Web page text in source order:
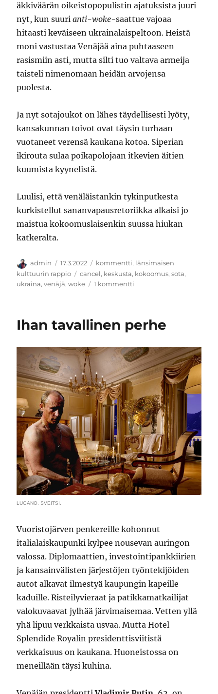
äkkiväärän oikeistopopulistin ajatuksista juuri
nyt, kun suurianti-woke-saattue vajoaa
hitaasti keväiseen ukrainalaispeltoon. Heistä
moni vastustaa Venäjää aina puhtaaseen
rasismiin asti, mutta silti tuo valtava armeija
taisteli nimenomaan heidän arvojensa
puolesta.
Ja nyt sotajoukot on lähes täydellisesti lyöty,
kansakunnan toivot ovat täysin turhaan
vuotaneet verensä kaukana kotoa. Siperian
ikirouta sulaa poikapolojaan itkevien äitien
kuumista kyynelistä.
Luulisi, että venäläistankin tykinputkesta
kurkistellut sananvapausretoriikka alkaisi jo
maistua kokoomuslaisenkin suussa hiukan
katkeralta.
Kirjoittaja
admin Julkaistu
17.3.2022 Kategoriat
kommentti, länsimaisen
kulttuurin rappio
Avainsanat
cancel, keskusta, kokoomus,sota,
ukraina,venäjä,woke 1 kommentti
Ihan tavallinen perhe
LUGANO, SVEITSI.
Vuoristojärven penkereille kohonnut
italialaiskaupunki kylpee nousevan auringon
valossa. Diplomaattien, investointipankkiirien
ja kansainvälisten järjestöjen työntekijöiden
autot alkavat ilmestyä kaupungin kapeille
kaduille. Risteilyvieraat ja patikkamatkailijat
valokuvaavat jylhää järvimaisemaa. Vetten yllä
yhä lipuu verkkaista usvaa. Mutta Hotel
Splendide Royalin presidenttisviitistä
verkkaisuus on kaukana. Huoneistossa on
meneillään täysi kuhina.